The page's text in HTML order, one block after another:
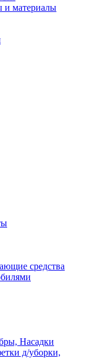
и материалы
средства
Насадки
д/уборки,